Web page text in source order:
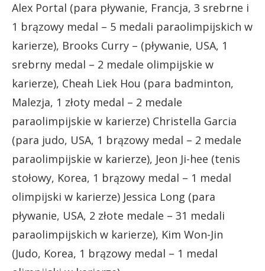
Alex Portal (para pływanie, Francja, 3 srebrne i
1 brązowy medal – 5 medali paraolimpijskich w
karierze), Brooks Curry – (pływanie, USA, 1
srebrny medal – 2 medale olimpijskie w
karierze), Cheah Liek Hou (para badminton,
Malezja, 1 złoty medal – 2 medale
paraolimpijskie w karierze) Christella Garcia
(para judo, USA, 1 brązowy medal – 2 medale
paraolimpijskie w karierze), Jeon Ji-hee (tenis
stołowy, Korea, 1 brązowy medal – 1 medal
olimpijski w karierze) Jessica Long (para
pływanie, USA, 2 złote medale – 31 medali
paraolimpijskich w karierze), Kim Won-Jin
(Judo, Korea, 1 brązowy medal – 1 medal